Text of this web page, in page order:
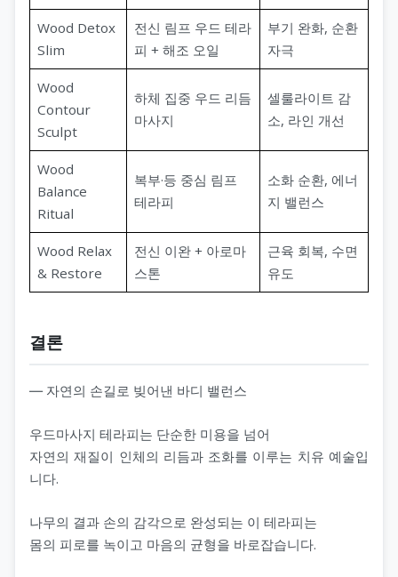
Wood Detox
Slim
전신 림프 우드 테라
피 + 해조 오일
부기 완화, 순환
자극
Wood
Contour
Sculpt
하체 집중 우드 리듬
마사지
셀룰라이트 감
소, 라인 개선
Wood
Balance
Ritual
복부·등 중심 림프
테라피
소화 순환, 에너
지 밸런스
Wood Relax
& Restore
전신 이완 + 아로마
스톤
근육 회복, 수면
유도
결론
― 자연의 손길로 빚어낸 바디 밸런스
우드마사지 테라피는 단순한 미용을 넘어
자연의 재질이 인체의 리듬과 조화를 이루는 치유 예술입
니다.
나무의 결과 손의 감각으로 완성되는 이 테라피는
몸의 피로를 녹이고 마음의 균형을 바로잡습니다.